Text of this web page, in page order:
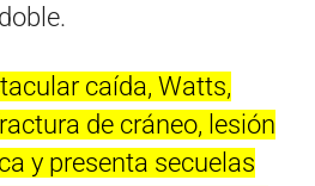
caída, Watts,
de cráneo, lesión
y presenta secuelas